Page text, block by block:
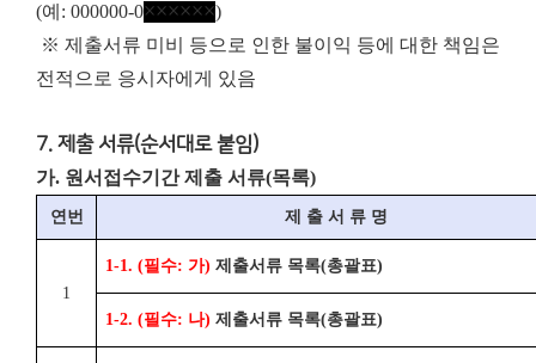
(예: 000000-0××××××)
※ 제출서류 미비 등으로 인한 불이익 등에 대한 책임은
전적으로 응시자에게 있음
7. 제출 서류(순서대로 붙임)
가. 원서접수기간 제출 서류(목록)
연번 제 출 서 류 명
1
1-1. (필수:가)제출서류 목록(총괄표)
1-2. (필수: 나)제출서류 목록(총괄표)